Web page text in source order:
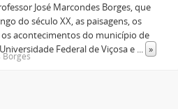
José Marcondes Borges, que
do século XX, as paisagens, os
os acontecimentos do município de
Federal de Viçosa e ... »
Borges